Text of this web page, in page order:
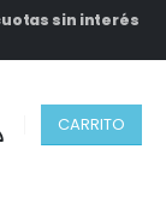
sin interés
CARRITO